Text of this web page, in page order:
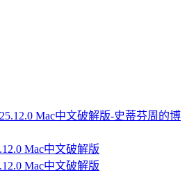
Mac中文破解版
Mac中文破解版